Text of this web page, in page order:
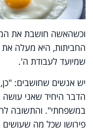
וכשהאשה חושבת את
החביתות, היא מעלה
שמיועד לעבודת ה'.
יש אנשים שחושבים:
הדבר היחיד שאני עושה
במשפחתי". והתשובה
פירושו שכל מה שעושים